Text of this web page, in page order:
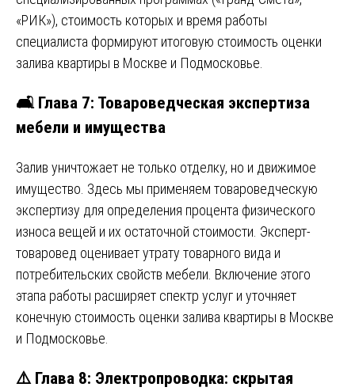
«РИК»), стоимость которых и время работы
специалиста формируют итоговую стоимость оценки
залива квартиры в Москве и Подмосковье.
🛋️ Глава 7: Товароведческая экспертиза
мебели и имущества
Залив уничтожает не только отделку, но и движимое
имущество. Здесь мы применяем товароведческую
экспертизу для определения процента физического
износа вещей и их остаточной стоимости. Эксперт-
товаровед оценивает утрату товарного вида и
потребительских свойств мебели. Включение этого
этапа работы расширяет спектр услуг и уточняет
конечную стоимость оценки залива квартиры в Москве
и Подмосковье.
⚠️ Глава 8: Электропроводка: скрытая